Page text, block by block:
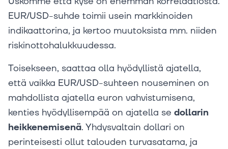
EUR/USD-suhde toimii usein markkinoiden
indikaattorina, ja kertoo muutoksista mm. niiden
riskinottohalukkuudessa.
Toisekseen, saattaa olla hyödyllistä ajatella,
että vaikka EUR/USD-suhteen nouseminen on
mahdollista ajatella euron vahvistumisena,
kenties hyödyllisempää on ajatella se dollarin
heikkenemisenä. Yhdysvaltain dollari on
perinteisesti ollut talouden turvasatama, ja